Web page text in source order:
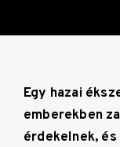
Egy hazai
emberekben
érdekelnek,